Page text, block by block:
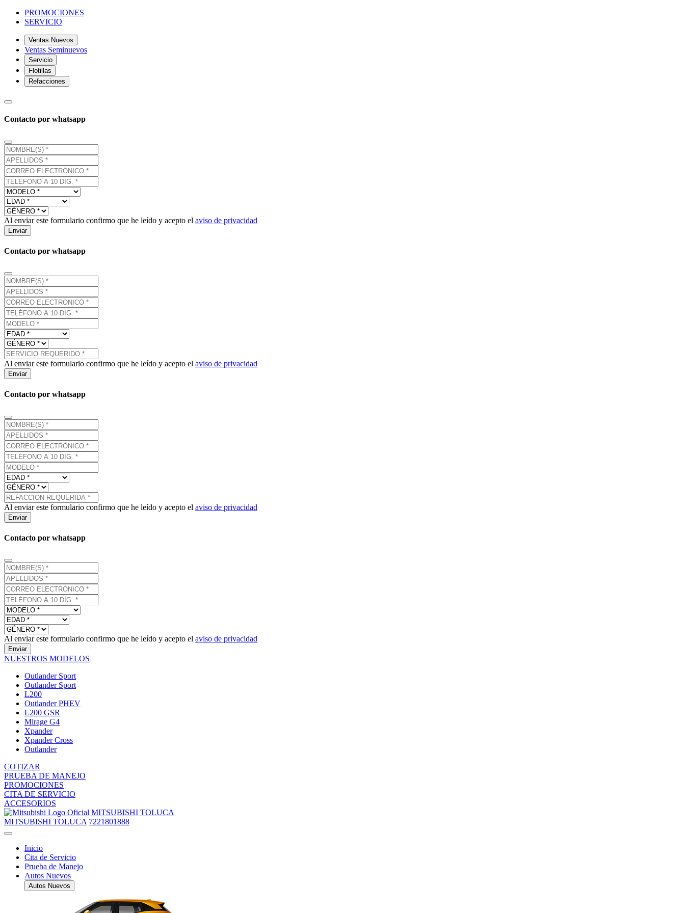
PROMOCIONES
SERVICIO
Ventas Nuevos
Ventas Seminuevos
Servicio
Flotillas
Refacciones
Contacto por whatsapp
Al enviar este formulario confirmo que he leído y acepto el aviso de privacidad
Enviar
Contacto por whatsapp
Al enviar este formulario confirmo que he leído y acepto el aviso de privacidad
Enviar
Contacto por whatsapp
Al enviar este formulario confirmo que he leído y acepto el aviso de privacidad
Enviar
Contacto por whatsapp
Al enviar este formulario confirmo que he leído y acepto el aviso de privacidad
Enviar
NUESTROS MODELOS
Outlander Sport
Outlander Sport
L200
Outlander PHEV
L200 GSR
Mirage G4
Xpander
Xpander Cross
Outlander
COTIZAR
PRUEBA DE MANEJO
PROMOCIONES
CITA DE SERVICIO
ACCESORIOS
MITSUBISHI TOLUCA
MITSUBISHI TOLUCA 7221801888
Inicio
Cita de Servicio
Prueba de Manejo
Autos Nuevos
Autos Nuevos